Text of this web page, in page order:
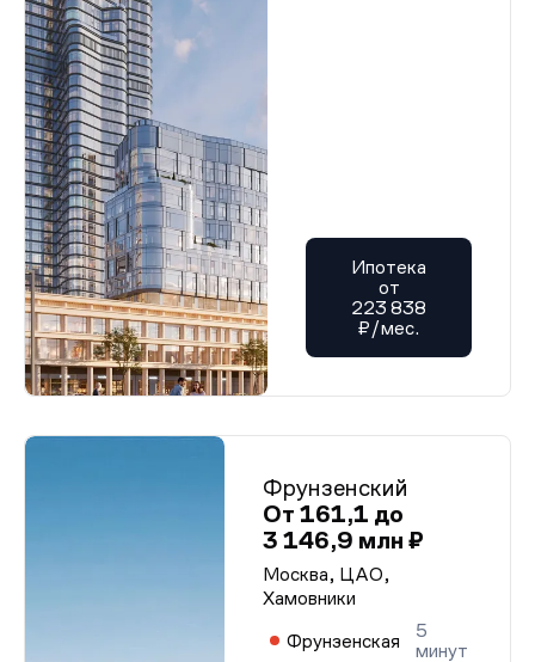
Ипотека
от
223 838
₽/мес.
Фрунзенский
От 161,1 до
3 146,9 млн ₽
Москва, ЦАО,
Хамовники
Фрунзенская
5
минут